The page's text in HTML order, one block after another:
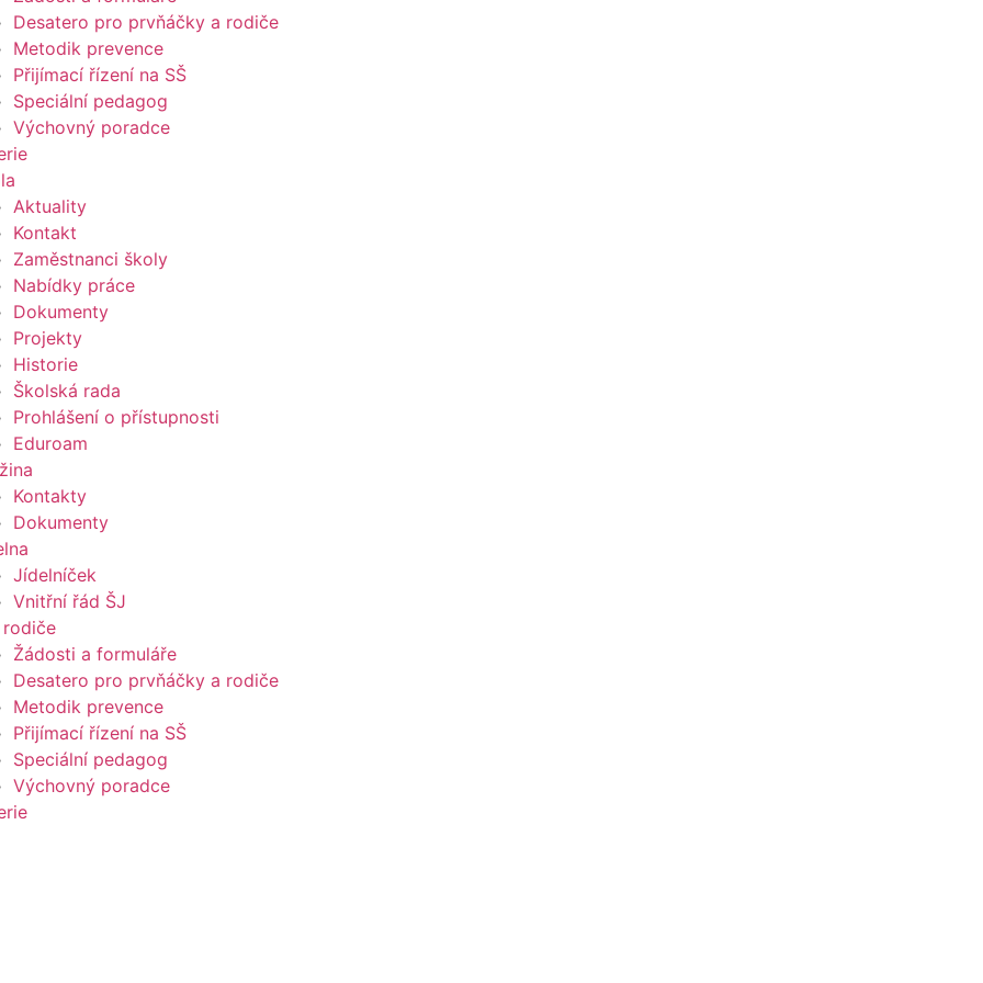
Desatero pro prvňáčky a rodiče
Metodik prevence
Přijímací řízení na SŠ
Speciální pedagog
Výchovný poradce
Aktuality
Kontakt
Zaměstnanci školy
Nabídky práce
Dokumenty
Projekty
Historie
Školská rada
Prohlášení o přístupnosti
Eduroam
Kontakty
Dokumenty
Jídelníček
Vnitřní řád ŠJ
rodiče
Žádosti a formuláře
Desatero pro prvňáčky a rodiče
Metodik prevence
Přijímací řízení na SŠ
Speciální pedagog
Výchovný poradce